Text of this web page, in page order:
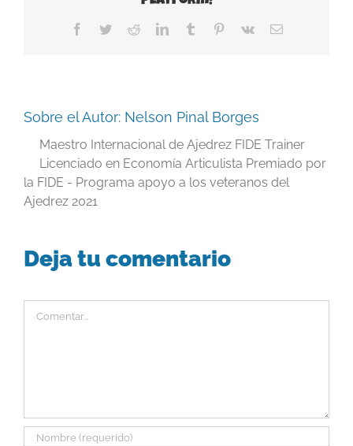
Facebook
TwitterRedditLinkedInTumblr Pinterest
Vk
Correo
Sobre el Autor: Nelson Pinal Borges
Maestro Internacional de Ajedrez FIDE Trainer
Licenciado en Economía Articulista Premiado por
la FIDE - Programa apoyo a los veteranos del
Ajedrez 2021
Deja tu comentario